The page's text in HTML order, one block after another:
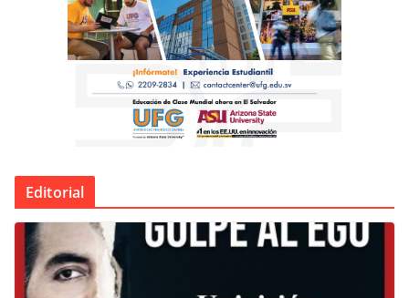
Editorial